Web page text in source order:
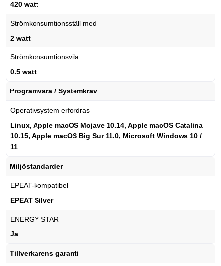
420 watt
Strömkonsumtionsställ med
2 watt
Strömkonsumtionsvila
0.5 watt
Programvara / Systemkrav
Operativsystem erfordras
Linux, Apple macOS Mojave 10.14, Apple macOS Catalina
10.15, Apple macOS Big Sur 11.0, Microsoft Windows 10 /
11
Miljöstandarder
EPEAT-kompatibel
EPEAT Silver
ENERGY STAR
Ja
Tillverkarens garanti